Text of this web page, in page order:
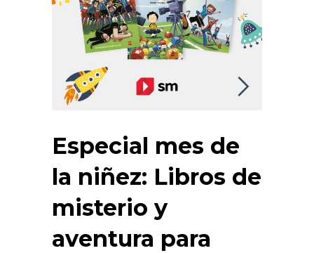
Especial mes de
la niñez: Libros de
misterio y
aventura para